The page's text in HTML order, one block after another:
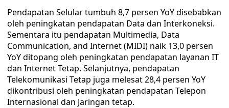
Pendapatan Selular tumbuh 8,7 persen YoY disebabkan
oleh peningkatan pendapatan Data dan Interkoneksi.
Sementara itu pendapatan Multimedia, Data
Communication, and Internet (MIDI) naik 13,0 persen
YoY ditopang oleh peningkatan pendapatan layanan IT
dan Internet Tetap. Selanjutnya, pendapatan
Telekomunikasi Tetap juga melesat 28,4 persen YoY
dikontribusi oleh peningkatan pendapatan Telepon
Internasional dan Jaringan tetap.